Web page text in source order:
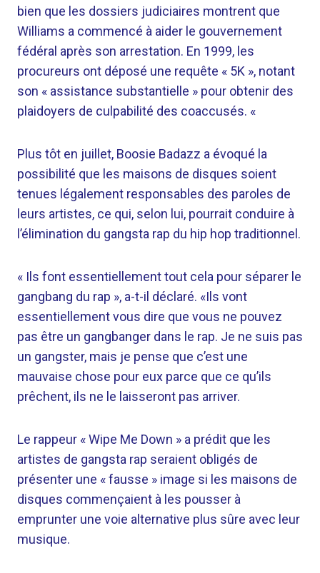
bien que les dossiers judiciaires montrent que
Williams a commencé à aider le gouvernement
fédéral après son arrestation. En 1999, les
procureurs ont déposé une requête « 5K », notant
son « assistance substantielle » pour obtenir des
plaidoyers de culpabilité des coaccusés. «
Plus tôt en juillet, Boosie Badazz a évoqué la
possibilité que les maisons de disques soient
tenues légalement responsables des paroles de
leurs artistes, ce qui, selon lui, pourrait conduire à
l’élimination du gangsta rap du hip hop traditionnel.
« Ils font essentiellement tout cela pour séparer le
gangbang du rap », a-t-il déclaré. «Ils vont
essentiellement vous dire que vous ne pouvez
pas être un gangbanger dans le rap. Je ne suis pas
un gangster, mais je pense que c’est une
mauvaise chose pour eux parce que ce qu’ils
prêchent, ils ne le laisseront pas arriver.
Le rappeur « Wipe Me Down » a prédit que les
artistes de gangsta rap seraient obligés de
présenter une « fausse » image si les maisons de
disques commençaient à les pousser à
emprunter une voie alternative plus sûre avec leur
musique.